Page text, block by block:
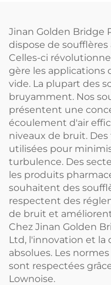
Jinan Golden Bridge
dispose de soufflères
Celles-ci
gère les applications
vide. La plupart des
bruyamment. Nos
présentent une
écoulement d'air
niveaux de bruit.
utilisées pour
turbulence. Des
les produits
souhaitent des
respectent des
de bruit et
Chez Jinan Golden
Ltd, l'innovation et la
absolues. Les
sont respectées
Lownoise.